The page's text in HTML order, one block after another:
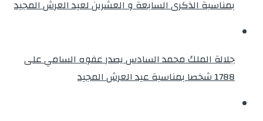
بمناسبة الذكرى السابعة و العشرين لعيد العرش المجيد
جلالة الملك محمد السادس يصدر عفوه السامي على
1788 شخصا بمناسبة عيد العرش المجيد